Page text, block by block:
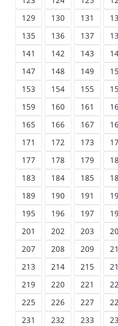
129
130 131
135
136 137
141
142 143
147
148 149
153
154 155
159
160 161
165
166 167
171
172 173
177
178 179
183
184 185
189
190 191
195
196 197
201
202 203
207
208 209
213
214 215
219
220 221
225
226 227
231
232 233